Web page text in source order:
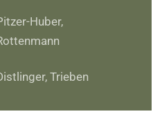
Huber,
Trieben